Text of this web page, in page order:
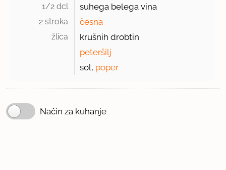
1/2 dcl suhega belega vina
2 stroka česna
žlica
krušnih drobtin
peteršilj
sol, poper
Način za kuhanje